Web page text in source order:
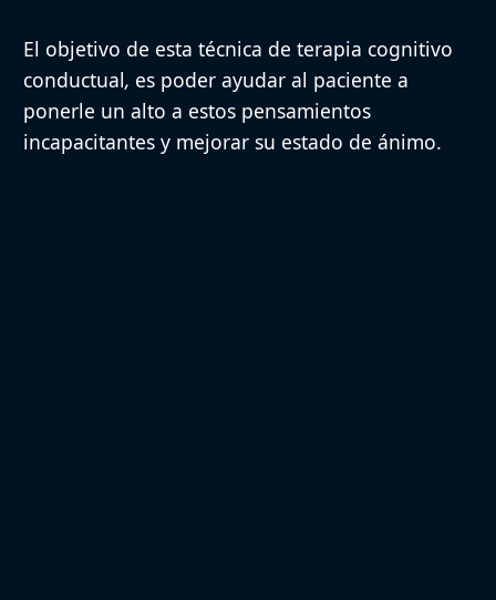
El objetivo de esta técnica de terapia cognitivo
conductual, es poder ayudar al paciente a
ponerle un alto a estos pensamientos
incapacitantes y mejorar su estado de ánimo.